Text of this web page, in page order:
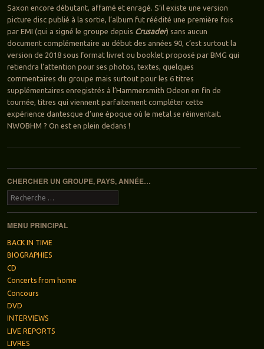
Saxon encore débutant, affamé et enragé. S’il existe une version
picture disc publié à la sortie, l’album fut réédité une première fois
par EMI (qui a signé le groupe depuis Crusader) sans aucun
document complémentaire au début des années 90, c’est surtout la
version de 2018 sous format livret ou booklet proposé par BMG qui
retiendra l’attention pour ses photos, textes, quelques
commentaires du groupe mais surtout pour les 6 titres
supplémentaires enregistrés à l’Hammersmith Odeon en fin de
tournée, titres qui viennent parfaitement compléter cette
expérience dantesque d’une époque où le metal se réinventait.
NWOBHM ? On est en plein dedans !
Navigation des articles
CHERCHER UN GROUPE, PAYS, ANNÉE…
Recherche
MENU PRINCIPAL
BACK IN TIME
BIOGRAPHIES
CD
Concerts from home
Concours
DVD
INTERVIEWS
LIVE REPORTS
LIVRES